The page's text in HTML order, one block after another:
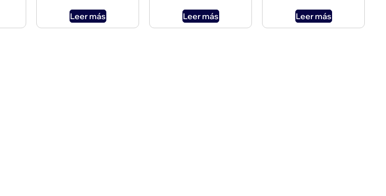
Leer más Leer más Leer más